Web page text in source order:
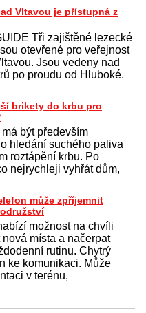
Vltavou je přístupná z
Tři zajištěné lezecké
otevřené pro veřejnost
Jsou vedeny nad
po proudu od Hluboké.
brikety do krbu pro
být především
hledání suchého paliva
roztápění krbu. Po
nejrychleji vyhřát dům,
může zpříjemnit
možnost na chvíli
místa a načerpat
rutinu. Chytrý
ke komunikaci. Může
v terénu,